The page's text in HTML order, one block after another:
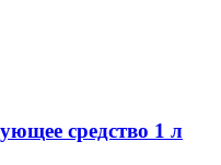
средство 1 л